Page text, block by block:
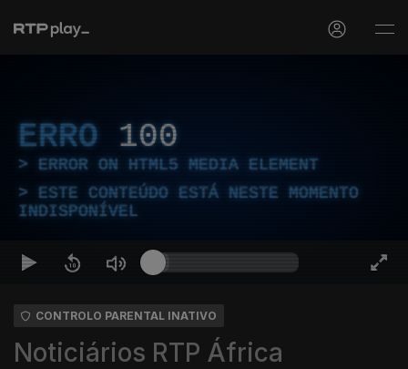
ERRO 100
ERROR ON HTML5 MEDIA ELEMENT
ESTE CONTEÚDO ESTÁ NESTE MOMENTO
INDISPONÍVEL
CONTROLO PARENTAL INATIVO
Noticiários RTP África